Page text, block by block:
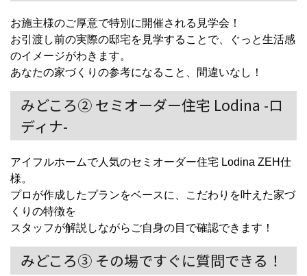
お施主様のご厚意で特別に開催される見学会！
お引渡し前の実際の邸宅を見学することで、ぐっと生活感
のイメージがわきます。
あなたの家づくりの参考になること、間違いなし！
みどころ② セミオーダー住宅 Lodina -ロ
ディナ-
アイフルホームで人気のセミオーダー住宅 Lodina ZEH仕
様。
プロが作成したプランをベースに、こだわりを叶えた家づ
くりの特徴を
スタッフが解説しながらご自身の目で確認できます！
みどころ③ その場ですぐに質問できる！